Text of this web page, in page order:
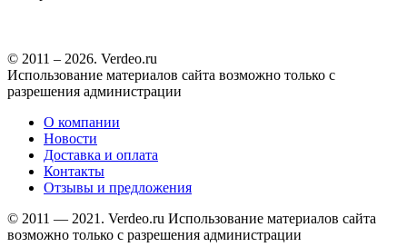
© 2011 – 2026. Verdeo.ru
Использование материалов сайта возможно только с
разрешения администрации
О компании
Новости
Доставка и оплата
Контакты
Отзывы и предложения
© 2011 — 2021. Verdeo.ru Использование материалов сайта
возможно только с разрешения администрации